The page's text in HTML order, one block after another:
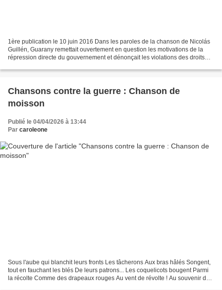
1ère publication le 10 juin 2016 Dans les paroles de la chanson de Nicolás
Guillén, Guarany remettait ouvertement en question les motivations de la
répression directe du gouvernement et dénonçait les violations des droits
Chansons contre la guerre : Chanson de
moisson
Publié le 04/04/2026 à 13:44
Par caroleone
Sous l'aube qui blanchit leurs fronts Les tâcherons Aux bras hâlés Songent,
tout en fauchant les blés De leurs patrons... Les coquelicots bougent Parmi
la récolte Comme des drapeaux rouges Au vent de révolte ! Au souvenir des